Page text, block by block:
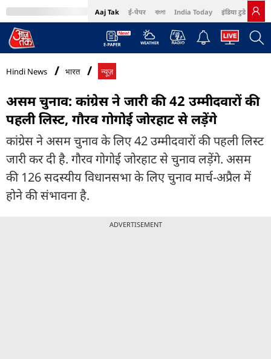
Aaj Tak ई-पेपर বাংলা India Today इंडिया टुडे हिंदी
MumbaiTak Cosmopolitan Harper's Bazaar Northeast
Hindi News भारत न्यूज़
असम चुनाव: कांग्रेस ने जारी की 42 उम्मीदवारों की
पहली लिस्ट, गौरव गोगोई जोरहाट से लड़ेंगे
कांग्रेस ने असम चुनाव के लिए 42 उम्मीदवारों की पहली लिस्ट
जारी कर दी है. गौरव गोगोई जोरहाट से चुनाव लड़ेंगे. असम
की 126 सदस्यीय विधानसभा के लिए चुनाव मार्च-अप्रैल में
होने की संभावना है.
ADVERTISEMENT